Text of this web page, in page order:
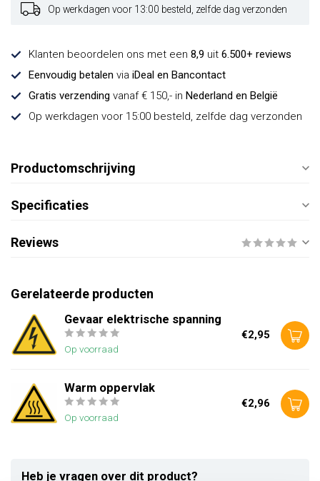
Op werkdagen voor 13:00 besteld, zelfde dag verzonden
Klanten beoordelen ons met een 8,9 uit 6.500+ reviews
Eenvoudig betalen via iDeal en Bancontact
Gratis verzending vanaf € 150,- in Nederland en België
Op werkdagen voor 15:00 besteld, zelfde dag verzonden
Productomschrijving
Specificaties
Reviews
Gerelateerde producten
Gevaar elektrische spanning
Op voorraad
€2,95
Warm oppervlak
Op voorraad
€2,96
Heb je vragen over dit product?